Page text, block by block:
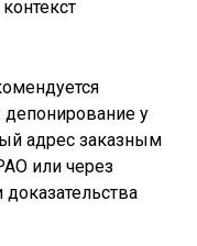
депонирование у
адрес заказным
или через